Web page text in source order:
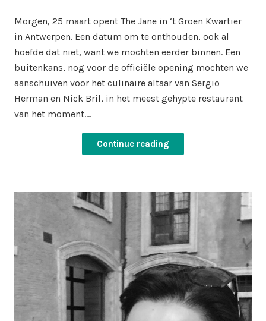
Morgen, 25 maart opent The Jane in ‘t Groen Kwartier
in Antwerpen. Een datum om te onthouden, ook al
hoefde dat niet, want we mochten eerder binnen. Een
buitenkans, nog voor de officiële opening mochten we
aanschuiven voor het culinaire altaar van Sergio
Herman en Nick Bril, in het meest gehypte restaurant
van het moment.…
Continue reading